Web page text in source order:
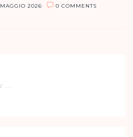
online e personal trainer è la
2026 0 COMMENTS